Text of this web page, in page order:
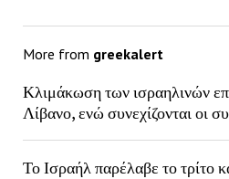
More from greekalert
Κλιμάκωση των ισραηλινών
Λίβανο, ενώ συνεχίζονται οι
Το Ισραήλ παρέλαβε το τρίτο